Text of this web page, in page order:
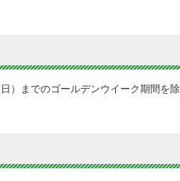
）までのゴールデンウイーク期間を除